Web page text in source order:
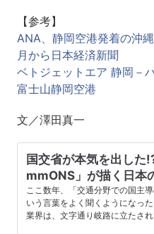
【参考】
ANA、静岡空港発着の沖
月から日本経済新聞
ベトジェットエア 静岡－
富士山静岡空港
文／澤田真一
国交省が本気を出した
mmONS」が描く日本
がヤバいほど進んでい
ここ数年、「交通分野での国主
いう言葉をよく聞くようになっ
業界は、文字通り岐路に立たさ